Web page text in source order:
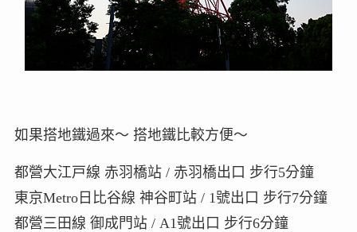
如果搭地鐵過來～ 搭地鐵比較方便～
都營大江戸線 赤羽橋站 / 赤羽橋出口 步行5分鐘
東京Metro日比谷線 神谷町站 / 1號出口 步行7分鐘
都營三田線 御成門站 / A1號出口 步行6分鐘